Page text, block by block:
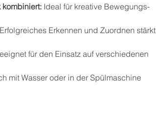
Ideal für kreative Bewegungs-
Erfolgreiches Erkennen und Zuordnen stärkt
für den Einsatz auf verschiedenen
mit Wasser oder in der Spülmaschine